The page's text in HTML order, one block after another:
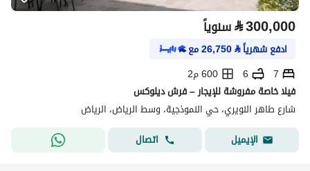
⃁300,000 سنوياً
ادفع شهرياً⃁
26,750مع
7
6
600 م2
فيلا خاصة مفروشة للإيجار – فرش ديلوكس
شارع طاهر النويري، حي النموذجية، وسط الرياض، الرياض
الإيميل
اتصال